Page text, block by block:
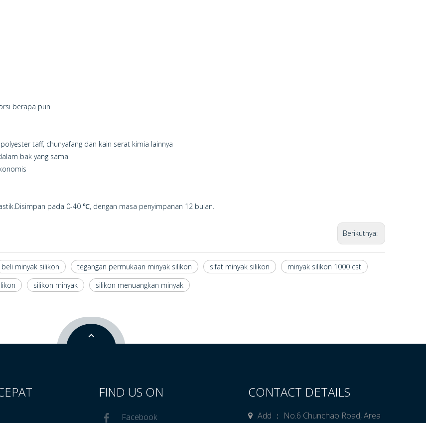
berapa pun
taff, chunyafang dan kain serat kimia lainnya
bak yang sama
pada 0-40 ℃, dengan masa penyimpanan 12 bulan.
Berikutnya:
beli minyak silikon tegangan permukaan minyak silikon sifat minyak silikon
minyak silikon 1000 cst
silikon minyak silikon menuangkan minyak
FIND US ON
Facebook
CONTACT DETAILS
Add ： No.6 Chunchao Road, Area